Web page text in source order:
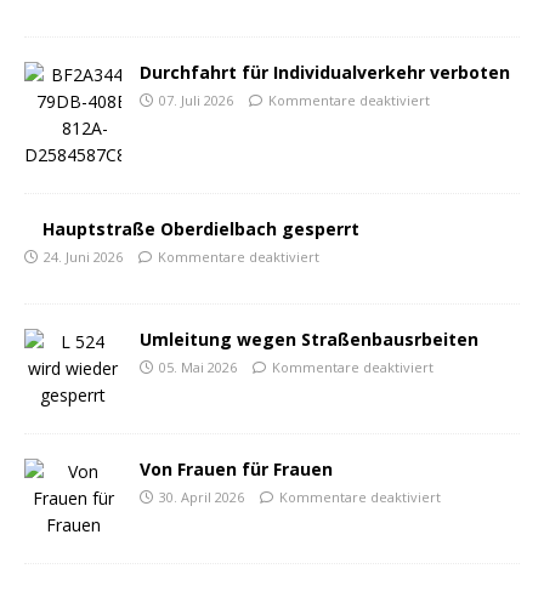
Durchfahrt für Individualverkehr verboten
07. Juli 2026 Kommentare deaktiviert
Hauptstraße Oberdielbach gesperrt
24. Juni 2026 Kommentare deaktiviert
Umleitung wegen Straßenbausrbeiten
05. Mai 2026 Kommentare deaktiviert
Von Frauen für Frauen
30. April 2026 Kommentare deaktiviert